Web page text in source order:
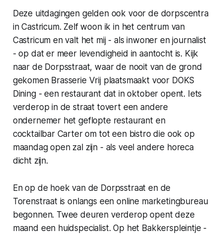
Deze uitdagingen gelden ook voor de dorpscentra
in Castricum. Zelf woon ik in het centrum van
Castricum en valt het mij - als inwoner en journalist
- op dat er meer levendigheid in aantocht is. Kijk
naar de Dorpsstraat, waar de nooit van de grond
gekomen Brasserie Vrij plaatsmaakt voor DOKS
Dining - een restaurant dat in oktober opent. Iets
verderop in de straat tovert een andere
ondernemer het geflopte restaurant en
cocktailbar Carter om tot een bistro die ook op
maandag open zal zijn - als veel andere horeca
dicht zijn.
En op de hoek van de Dorpsstraat en de
Torenstraat is onlangs een online marketingbureau
begonnen. Twee deuren verderop opent deze
maand een huidspecialist. Op het Bakkerspleintje -